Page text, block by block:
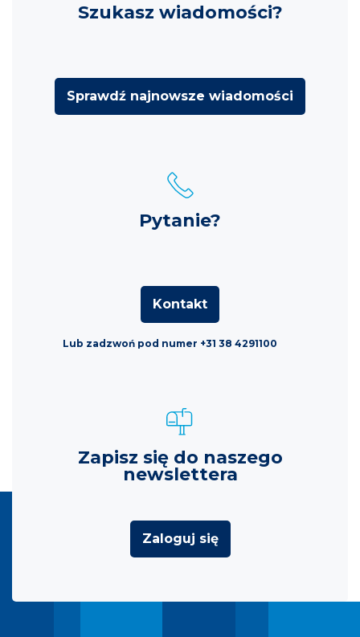
Szukasz wiadomości?
Sprawdź najnowsze wiadomości
Pytanie?
Kontakt
Lub zadzwoń pod numer +31 38 4291100
Zapisz się do naszego
newslettera
Zaloguj się